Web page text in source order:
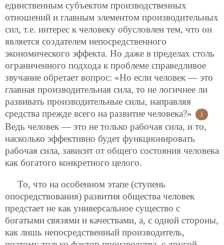
единственным субъектом производственных
отношений и главным элементом производительных
сил, т.е. интерес к человеку обусловлен тем, что он
является создателем непосредственного
экономического эффекта. Но даже в пределах столь
ограниченного подхода к проблеме справедливое
звучание обретает вопрос: «Но если человек — это
главная производительная сила, то не логичнее ли
развивать производительные силы, направляя
средства прежде всего на развитие человека?»
1
Ведь человек — это не только рабочая сила, и то,
насколько эффективно будет функционировать
рабочая сила, зависит от общего состояния человека
как богатого конкретного целого.
То, что на особенном этапе (ступень
опосредствования) развития общества человек
предстает не как универсальное существо с
богатыми связями и качествами, а, с одной стороны,
как лишь непосредственный производитель,